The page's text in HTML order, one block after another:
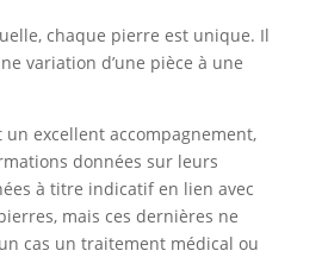
chaque pierre est unique. Il
variation d’une pièce à une
excellent accompagnement,
données sur leurs
à titre indicatif en lien avec
mais ces dernières ne
cas un traitement médical ou